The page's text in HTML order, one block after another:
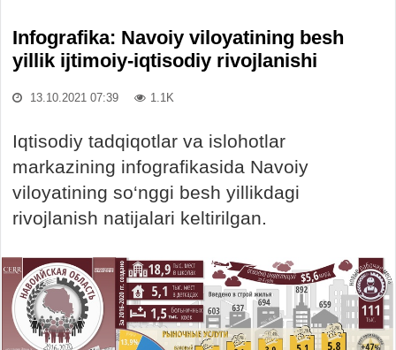
Infografika: Navoiy viloyatining besh
yillik ijtimoiy-iqtisodiy rivojlanishi
13.10.2021 07:39 1.1K
Iqtisodiy tadqiqotlar va islohotlar
markazining infografikasida Navoiy
viloyatining so‘nggi besh yillikdagi
rivojlanish natijalari keltirilgan.